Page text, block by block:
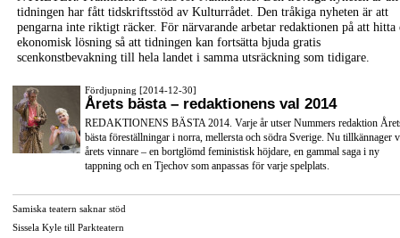
tidningen har fått tidskriftsstöd av Kulturrådet. Den tråkiga nyheten är att
pengarna inte riktigt räcker. För närvarande arbetar redaktionen på att hitta
ekonomisk lösning så att tidningen kan fortsätta bjuda gratis
scenkonstbevakning till hela landet i samma utsräckning som tidigare.
Fördjupning [2014-12-30]
Årets bästa – redaktionens val 2014
REDAKTIONENS BÄSTA 2014. Varje år utser Nummers redaktion
bästa föreställningar i norra, mellersta och södra Sverige. Nu tillkännager
årets vinnare – en bortglömd feministisk höjdare, en gammal saga i ny
tappning och en Tjechov som anpassas för varje spelplats.
Samiska teatern saknar stöd
Sissela Kyle till Parkteatern